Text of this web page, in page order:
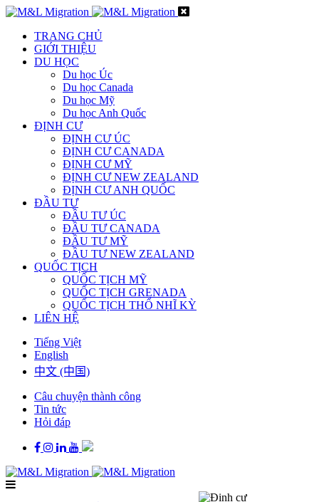
TRANG CHỦ
GIỚI THIỆU
DU HỌC
Du học Úc
Du học Canada
Du học Mỹ
Du học Anh Quốc
ĐỊNH CƯ
ĐỊNH CƯ ÚC
ĐỊNH CƯ CANADA
ĐỊNH CƯ MỸ
ĐỊNH CƯ NEW ZEALAND
ĐỊNH CƯ ANH QUỐC
ĐẦU TƯ
ĐẦU TƯ ÚC
ĐẦU TƯ CANADA
ĐẦU TƯ MỸ
ĐẦU TƯ NEW ZEALAND
QUỐC TỊCH
QUỐC TỊCH MỸ
QUỐC TỊCH GRENADA
QUỐC TỊCH THỔ NHĨ KỲ
LIÊN HỆ
Tiếng Việt
English
中文 (中国)
Câu chuyện thành công
Tin tức
Hỏi đáp